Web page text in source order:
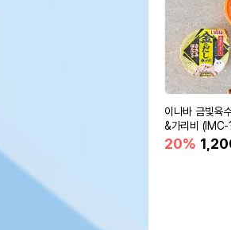
이나바 금빛육
&가리비
20%